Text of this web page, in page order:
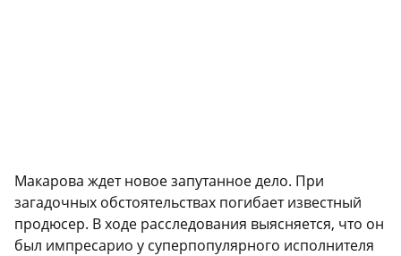
Макарова ждет новое запутанное дело. При
загадочных обстоятельствах погибает известный
продюсер. В ходе расследования выясняется, что он
был импресарио у суперпопулярного исполнителя